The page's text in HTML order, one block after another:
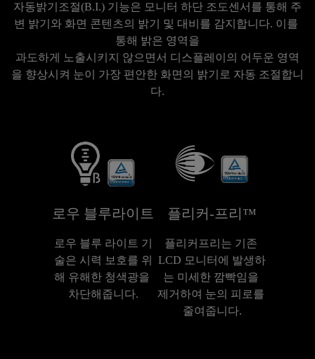
자동밝기조절(B.I.) 기능은 모니터 하단 조도센서를 통해 주
변 밝기와 화면 콘텐츠의 밝기 및 대비를 감지합니다. 이를
통해 밝은 영역을
과도하게 노출시키지 않으면서 디스플레이의 어두운 영역
을 향상시켜 눈이 가장 편안한 화면의 밝기로 자동 조절합니
다.
로우 블루라이트
로우 블루 라이트 기
술은 시력 보호를 위
해 유해한 청색광을
차단해줍니다.
플리커-프리™
플리커프리는 기존
LCD 모니터에 발생하
는 미세한 깜빡임을
제거하여 눈의 피로를
줄여줍니다.